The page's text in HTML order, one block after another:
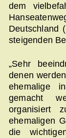
dem
Deutschland
steigenden
„Sehr
denen
ehemalige
gemacht
organisiert
ehemaligen
die